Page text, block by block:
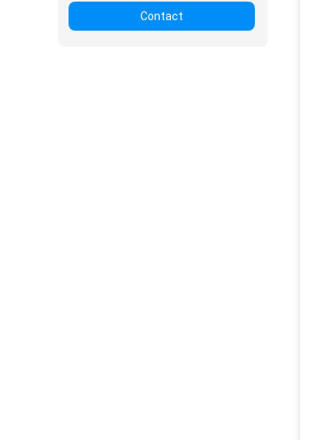
Contact